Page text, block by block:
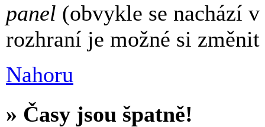
panel (obvykle se nachází
rozhraní je možné si změnit
Nahoru
» Časy jsou špatně!